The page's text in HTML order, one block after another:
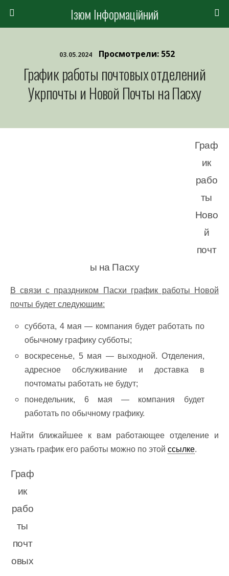
Ізюм Інформаційний
03.05.2024 Просмотрели: 552
График работы почтовых отделений
Укрпочты и Новой Почты на Пасху
Граф
ик
рабо
ты
Ново
й
почт
ы на Пасху
В связи с праздником Пасхи график работы Новой
почты будет следующим:
суббота, 4 мая — компания будет работать по
обычному графику субботы;
воскресенье, 5 мая — выходной. Отделения,
адресное обслуживание и доставка в
почтоматы работать не будут;
понедельник, 6 мая — компания будет
работать по обычному графику.
Найти ближайшее к вам работающее отделение и
узнать график его работы можно по этой ссылке.
Граф
ик
рабо
ты
почт
овых